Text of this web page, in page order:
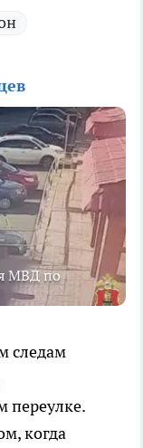
МВД по
следам
переулке.
когда